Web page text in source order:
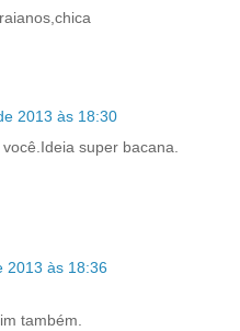
2013 às 18:30
super bacana.
2013 às 18:36
também.